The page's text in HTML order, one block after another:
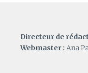
Directeur de
Webmaster : Ana